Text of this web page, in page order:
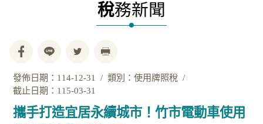
稅務新聞
發佈日期：114-12-31
類別：使用牌照稅
截止日期：115-03-31
攜手打造宜居永續城市！竹市電動車使用